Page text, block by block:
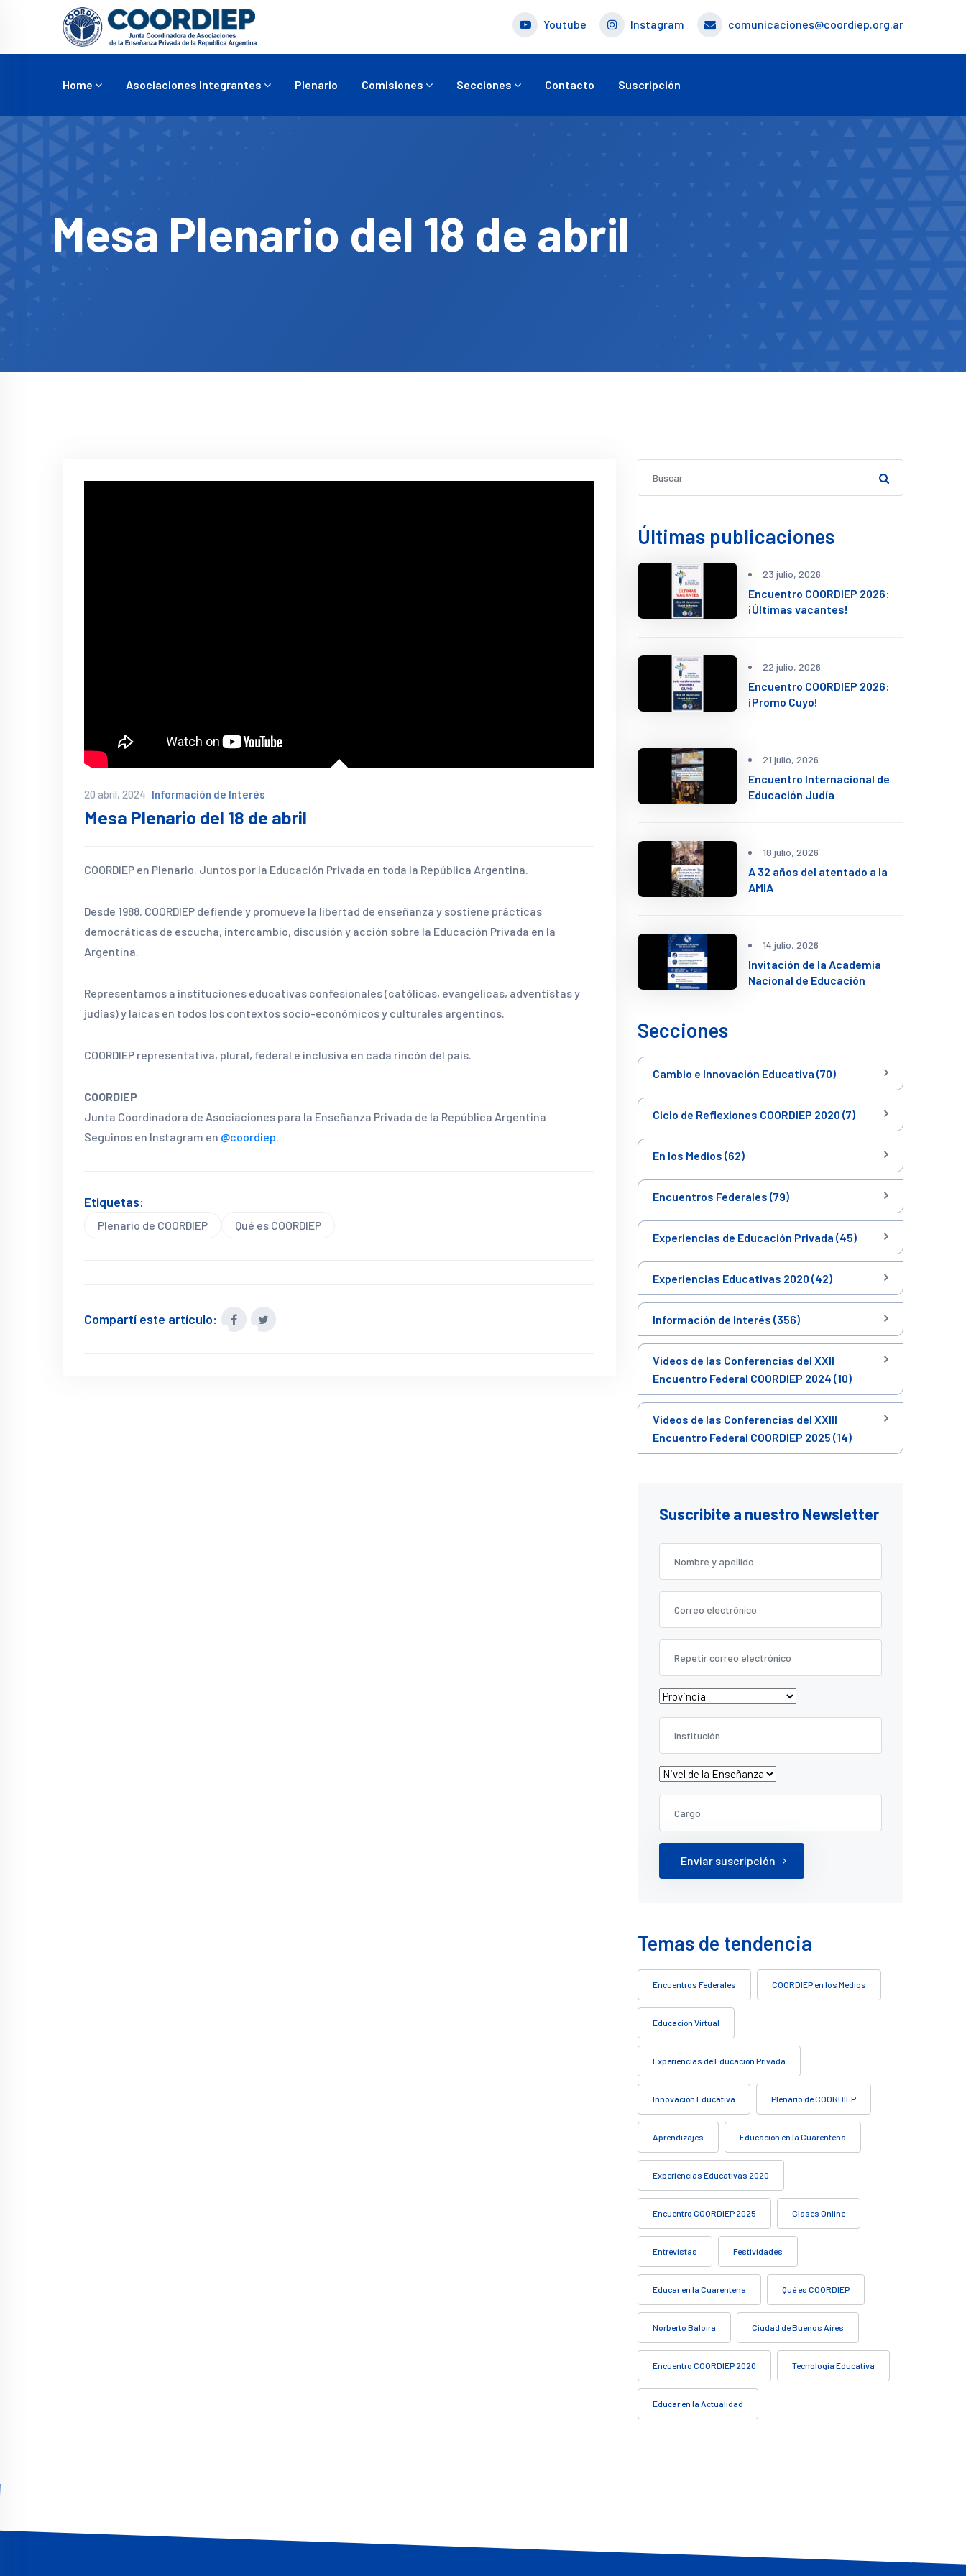
Youtube Instagram comunicaciones@coordiep.org.ar
Home Asociaciones Integrantes Plenario Comisiones Secciones Contacto Suscripción
Mesa Plenario del 18 de abril
20 abril, 2024 Información de Interés
Mesa Plenario del 18 de abril
COORDIEP en Plenario. Juntos por la Educación Privada en toda la República Argentina.
Desde 1988, COORDIEP defiende y promueve la libertad de enseñanza y sostiene prácticas
democráticas de escucha, intercambio, discusión y acción sobre la Educación Privada en la
Argentina.
Representamos a instituciones educativas confesionales (católicas, evangélicas, adventistas y
judías) y laicas en todos los contextos socio-económicos y culturales argentinos.
COORDIEP representativa, plural, federal e inclusiva en cada rincón del país.
COORDIEP
Junta Coordinadora de Asociaciones para la Enseñanza Privada de la República Argentina
Seguinos en Instagram en @coordiep.
Etiquetas:
Plenario de COORDIEP Qué es COORDIEP
Compartí este artículo:
Últimas publicaciones
23 julio, 2026
Encuentro COORDIEP 2026:
¡Últimas vacantes!
22 julio, 2026
Encuentro COORDIEP 2026:
¡Promo Cuyo!
21 julio, 2026
Encuentro Internacional de
Educación Judía
18 julio, 2026
A 32 años del atentado a la
AMIA
14 julio, 2026
Invitación de la Academia
Nacional de Educación
Secciones
Cambio e Innovación Educativa (70)
Ciclo de Reflexiones COORDIEP 2020 (7)
En los Medios (62)
Encuentros Federales (79)
Experiencias de Educación Privada (45)
Experiencias Educativas 2020 (42)
Información de Interés (356)
Videos de las Conferencias del XXII
Encuentro Federal COORDIEP 2024 (10)
Videos de las Conferencias del XXIII
Encuentro Federal COORDIEP 2025 (14)
Suscribite a nuestro Newsletter
Enviar suscripción
Temas de tendencia
Encuentros Federales COORDIEP en los Medios
Educación Virtual
Experiencias de Educación Privada
Innovación Educativa Plenario de COORDIEP
Aprendizajes Educación en la Cuarentena
Experiencias Educativas 2020
Encuentro COORDIEP 2025 Clases Online
Entrevistas Festividades
Educar en la Cuarentena Qué es COORDIEP
Norberto Baloira Ciudad de Buenos Aires
Encuentro COORDIEP 2020 Tecnología Educativa
Educar en la Actualidad